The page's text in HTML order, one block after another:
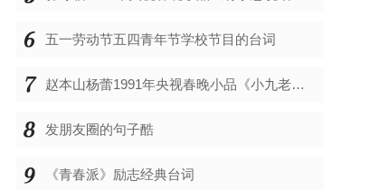
五一劳动节五四青年节学校节目的台词
赵本山杨蕾1991年央视春晚小品《小九老乐》台词剧本
发朋友圈的句子酷
《青春派》励志经典台词